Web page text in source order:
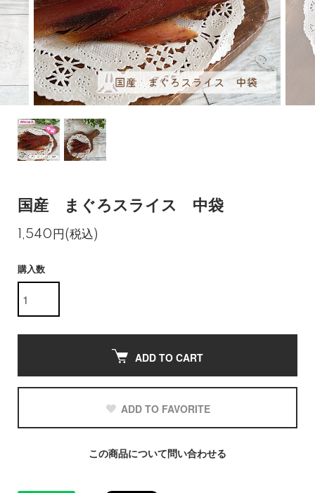
国産 まぐろスライス 中袋
1,540円(税込)
購入数
ADD TO CART
ADD TO FAVORITE
この商品について問い合わせる